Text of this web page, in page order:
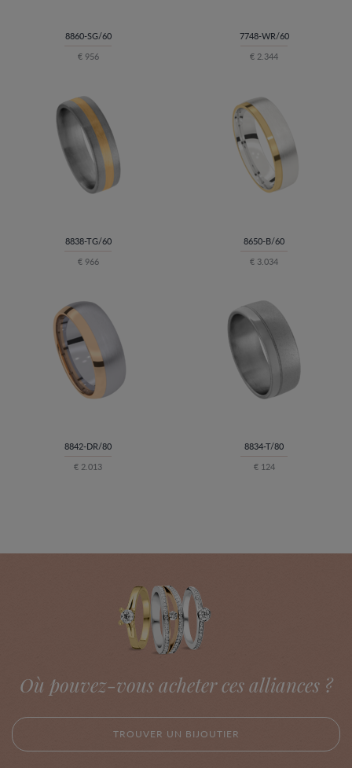
8860-SG/60
€ 956
7748-WR/60
€ 2.344
8838-TG/60
€ 966
8650-B/60
€ 3.034
8842-DR/80
€ 2.013
8834-T/80
€ 124
Où pouvez-vous acheter ces alliances ?
TROUVER UN BIJOUTIER